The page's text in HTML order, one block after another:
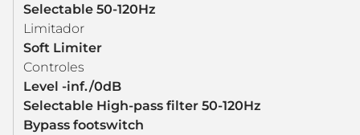
Selectable 50-120Hz
Limitador
Soft Limiter
Controles
Level -inf./0dB
Selectable High-pass filter 50-120Hz
Bypass footswitch